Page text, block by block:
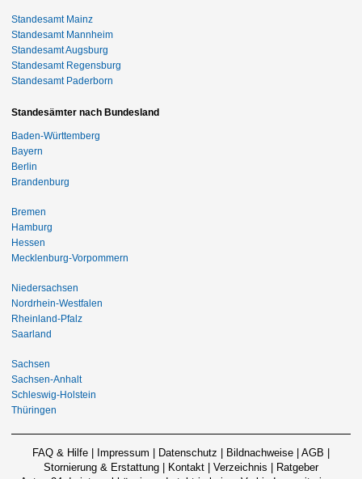
Standesamt Mainz
Standesamt Mannheim
Standesamt Augsburg
Standesamt Regensburg
Standesamt Paderborn
Standesämter nach Bundesland
Baden-Württemberg
Bayern
Berlin
Brandenburg
Bremen
Hamburg
Hessen
Mecklenburg-Vorpommern
Niedersachsen
Nordrhein-Westfalen
Rheinland-Pfalz
Saarland
Sachsen
Sachsen-Anhalt
Schleswig-Holstein
Thüringen
FAQ & Hilfe Impressum Datenschutz Bildnachweise AGB
Stornierung & Erstattung
Kontakt Verzeichnis
Ratgeber